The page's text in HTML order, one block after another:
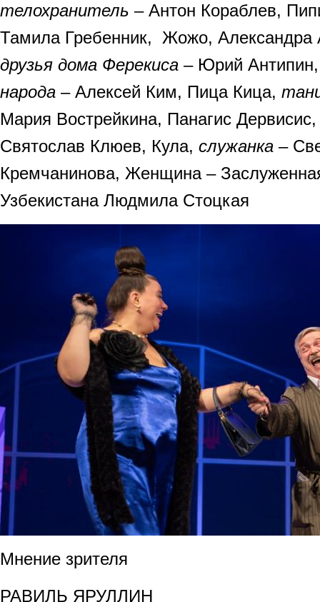
телохранитель – Антон Кораблев,
Тамила Гребенник, Жожо, Александра
друзья дома Ферекиса – Юрий
народа – Алексей Ким, Пица Кица,
Мария Вострейкина, Панагис
Святослав Клюев, Кула, служанка –
Кремчанинова, Женщина –
Узбекистана Людмила Стоцкая
Мнение зрителя
РАВИЛЬ ЯРУЛЛИН